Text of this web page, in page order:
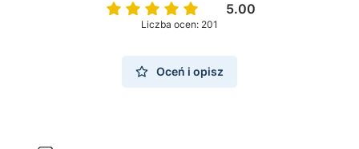
5.00
Liczba ocen: 201
Oceń i opisz